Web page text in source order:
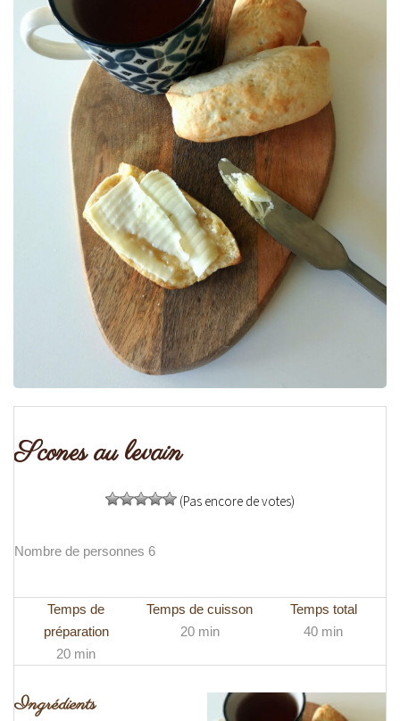
Scones au levain
(Pas encore de votes)
Nombre de personnes 6
Temps de
préparation
20 min
Temps de cuisson
20 min
Temps total
40 min
Ingrédients